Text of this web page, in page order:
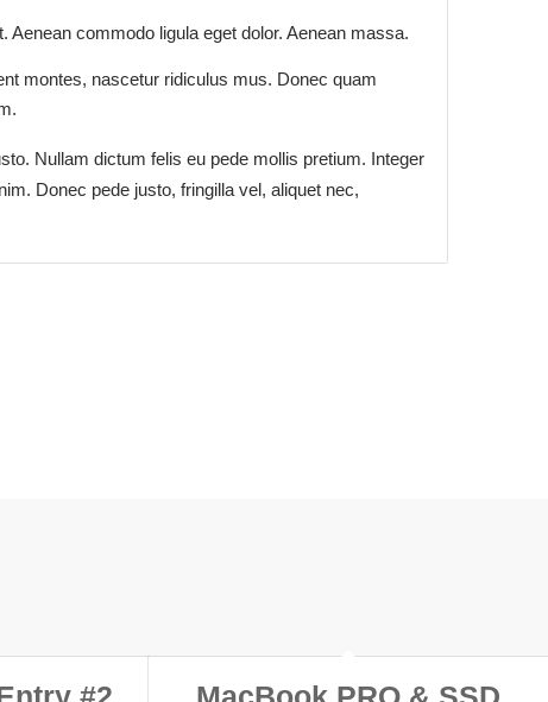
Aenean commodo ligula eget dolor. Aenean massa.
montes, nascetur ridiculus mus. Donec quam
Nullam dictum felis eu pede mollis pretium. Integer
Donec pede justo, fringilla vel, aliquet nec,